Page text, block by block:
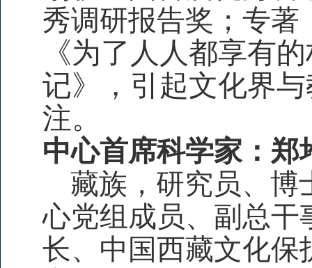
秀调研报告奖；专著
《为了人人都享有
记》，引起文化界
注。
中心首席科学家：郑
藏族，研究员、博
心党组成员、副总干
长、中国西藏文化保